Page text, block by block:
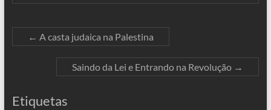
← A casta judaica na Palestina
Saindo da Lei e Entrando na Revolução →
Etiquetas